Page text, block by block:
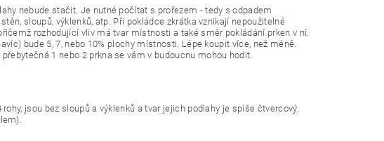
nebude stačit. Je nutné počítat s prořezem - tedy s odpadem
sloupů, výklenků, atp. Při pokládce zkrátka vznikají nepoužitelné
rozhodující vliv má tvar místnosti a také směr pokládání prken v ní.
bude 5, 7, nebo 10% plochy místnosti. Lépe koupit více, než méně.
1 nebo 2 prkna se vám v budoucnu mohou hodit.
jsou bez sloupů a výklenků a tvar jejich podlahy je spíše čtvercový.